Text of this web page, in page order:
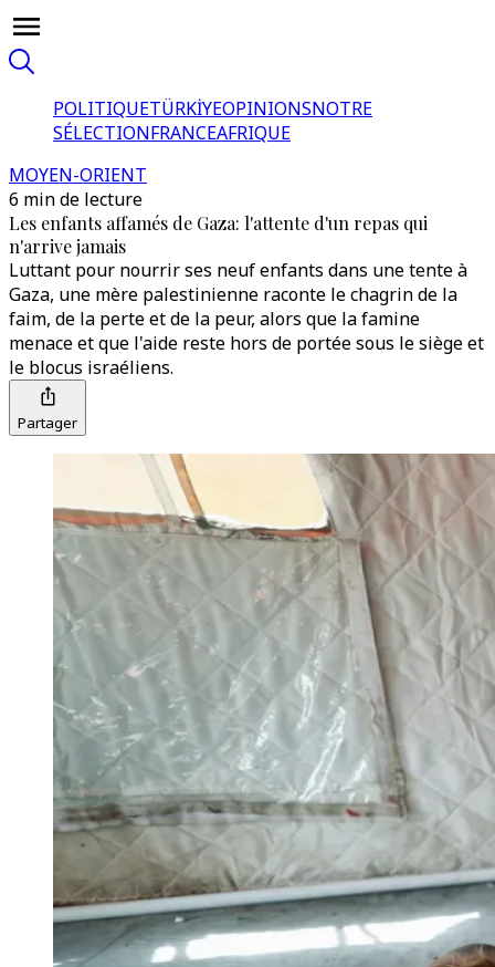
POLITIQUETÜRKİYEOPINIONSNOTRE
SÉLECTIONFRANCEAFRIQUE
MOYEN-ORIENT
6 min de lecture
Les enfants affamés de Gaza: l'attente d'un repas qui
n'arrive jamais
Luttant pour nourrir ses neuf enfants dans une tente à
Gaza, une mère palestinienne raconte le chagrin de la
faim, de la perte et de la peur, alors que la famine
menace et que l'aide reste hors de portée sous le siège et
le blocus israéliens.
Partager